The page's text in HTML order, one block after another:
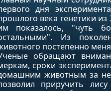
дня
века генетики
показалось, "чуть
Из
постепенно
обращают
сроки
животным за
приручить